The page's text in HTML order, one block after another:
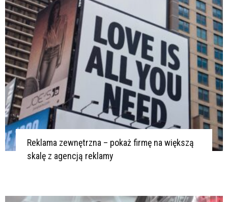
Reklama zewnętrzna – pokaż firmę na większą
skalę z agencją reklamy